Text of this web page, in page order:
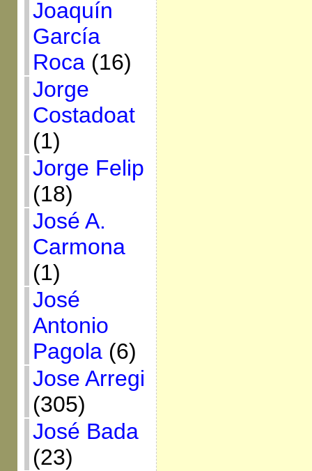
Joaquín
García
Roca(16)
Jorge
Costadoat
(1)
Jorge Felip
(18)
José A.
Carmona
(1)
José
Antonio
Pagola(6)
Jose Arregi
(305)
José Bada
(23)